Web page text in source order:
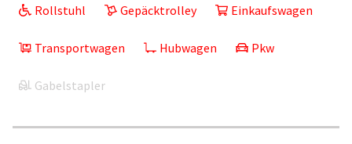
Rollstuhl Gepäcktrolley Einkaufswagen
Transportwagen Hubwagen Pkw
Gabelstapler